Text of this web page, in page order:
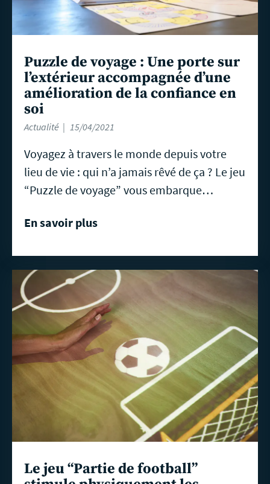
Puzzle de voyage : Une porte sur
l’extérieur accompagnée d’une
amélioration de la confiance en
soi
Actualité 15/04/2021
Voyagez à travers le monde depuis votre
lieu de vie : qui n’a jamais rêvé de ça ? Le jeu
“Puzzle de voyage” vous embarque…
En savoir plus
Le jeu “Partie de football”
En
savoir
plus